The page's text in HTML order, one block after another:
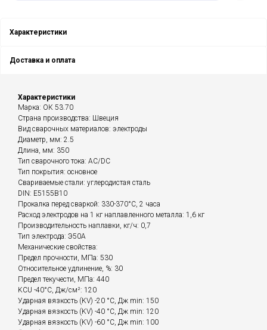
Характеристики
Доставка и оплата
Характеристики
Марка: ОК 53.70
Страна производства: Швеция
Вид сварочных материалов: электроды
Диаметр, мм: 2.5
Длина, мм: 350
Тип сварочного тока: AC/DC
Тип покрытия: основное
Свариваемые стали: углеродистая сталь
DIN: E5155B10
Прокалка перед сваркой: 330-370°С, 2 часа
Расход электродов на 1 кг наплавленного металла: 1,6 кг
Производительность наплавки, кг/ч: 0,7
Тип электрода: Э50А
Механические свойства:
Предел прочности, МПа: 530
Относительное удлинение, %: 30
Предел текучести, МПа: 440
KCU -40°С, Дж/см²: 120
Ударная вязкость (KV) -20 °C, Дж min: 150
Ударная вязкость (KV) -40 °C, Дж min: 120
Ударная вязкость (KV) -60 °C, Дж min: 100